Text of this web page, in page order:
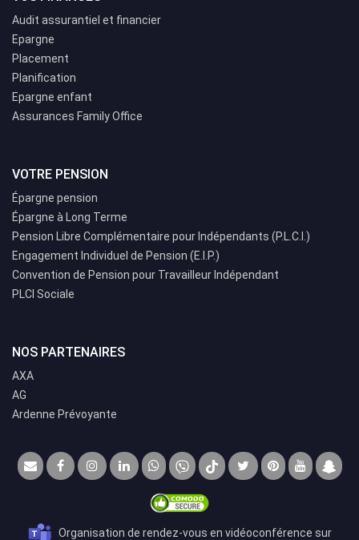
Audit assurantiel et financier
Epargne
Placement
Planification
Epargne enfant
Assurances Family Office
VOTRE PENSION
Épargne pension
Épargne à Long Terme
Pension Libre Complémentaire pour Indépendants (P.L.C.I.)
Engagement Individuel de Pension (E.I.P.)
Convention de Pension pour Travailleur Indépendant
PLCI Sociale
NOS PARTENAIRES
AXA
AG
Ardenne Prévoyante
Organisation de rendez-vous en vidéoconférence sur